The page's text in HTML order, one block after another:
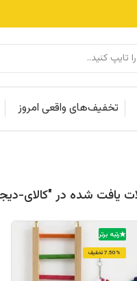
تخفیف‌های واقعی امروز
رتبه برتر
7.50% تخفیف